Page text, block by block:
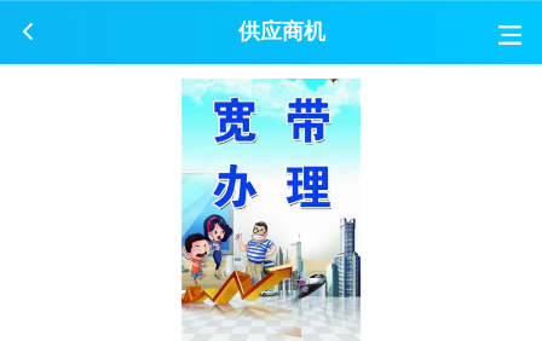
供应商机